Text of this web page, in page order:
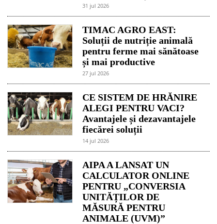
31 jul 2026
TIMAC AGRO EAST:
Soluții de nutriție animală
pentru ferme mai sănătoase
și mai productive
27 jul 2026
CE SISTEM DE HRĂNIRE
ALEGI PENTRU VACI?
Avantajele și dezavantajele
fiecărei soluții
14 jul 2026
AIPA A LANSAT UN
CALCULATOR ONLINE
PENTRU „CONVERSIA
UNITĂȚILOR DE
MĂSURĂ PENTRU
ANIMALE (UVM)”